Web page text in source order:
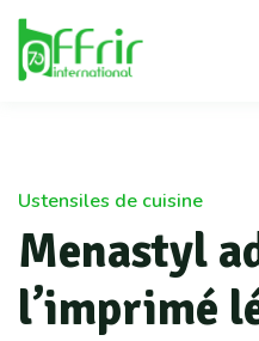
Ustensiles de cuisine
Menastyl
l’imprimé